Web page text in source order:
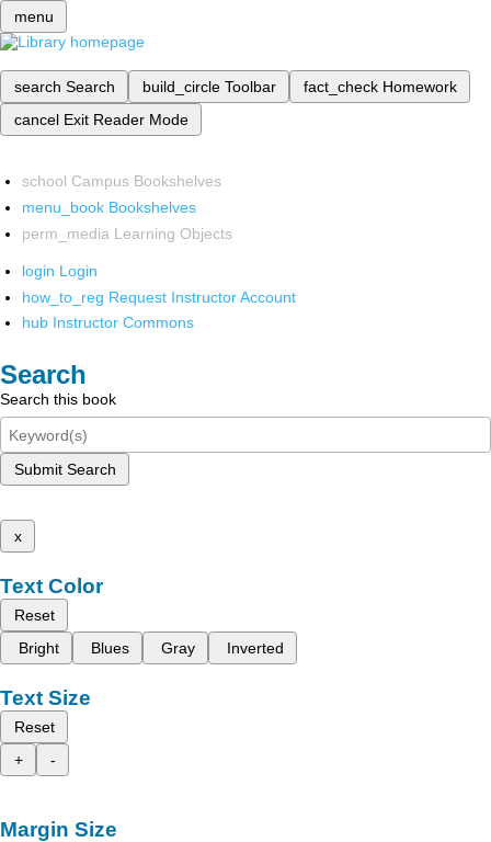
menu
search Search build_circle Toolbar fact_check Homework
cancel Exit Reader Mode
school Campus Bookshelves
menu_book Bookshelves
perm_media Learning Objects
login Login
how_to_reg Request Instructor Account
hub Instructor Commons
Search
Search this book
Submit Search
x
Text Color
Reset
Bright
Blues Gray Inverted
Text Size
Reset
+
-
Margin Size